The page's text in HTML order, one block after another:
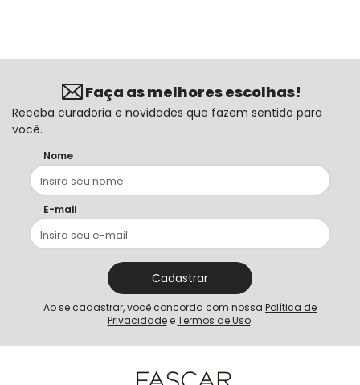
Faça as melhores escolhas!
Receba curadoria e novidades que fazem sentido para
você.
Nome
E-mail
Cadastrar
Ao se cadastrar, você concorda com nossa Política de
Privacidadee Termos de Uso.